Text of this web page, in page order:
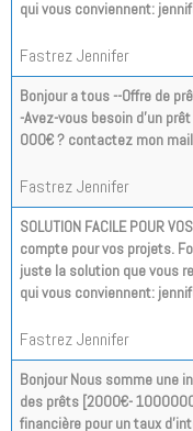
qui vous conviennent:
Fastrez Jennifer
Bonjour a tous --Offre de
-Avez-vous besoin d'un
000€ ? contactez mon
Fastrez Jennifer
SOLUTION FACILE POUR
compte pour vos projets.
juste la solution que vous
qui vous conviennent:
Fastrez Jennifer
Bonjour Nous somme une
des prêts [2000€-
financière pour un taux